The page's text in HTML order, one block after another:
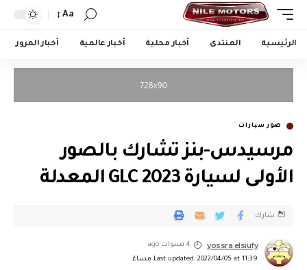
Aa
الرئيسية المنتدى أخبار محلية أخبار عالمية أخبار المرور
صور سيارات
مرسيدس-بنز تشارك بالصور
الأولى لسيارة GLC 2023 المعدلة
Last updated: 2022/04/05 at 11:39 مساءً
yossra elsiufy 4 سنوات ago
شارك